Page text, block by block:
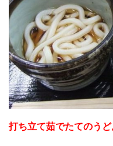
打ち立て茹でたてのう